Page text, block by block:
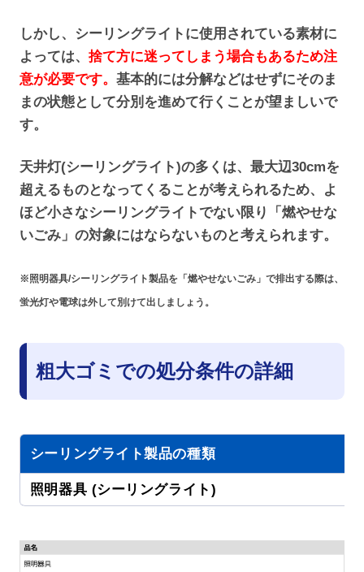
しかし、シーリングライトに使用されている素材に
よっては、 捨て方に迷ってしまう場合もあるため注
意が必要です。 基本的には分解などはせずにそのま
まの状態として分別を進めて行くことが望ましいで
す。
天井灯(シーリングライト)の多くは、最大辺30cmを
超えるものとなってくることが考えられるため、よ
ほど小さなシーリングライトでない限り「燃やせな
いごみ」の対象にはならないものと考えられます。
※照明器具/シーリングライト製品を「燃やせないごみ」で排出する際は、
蛍光灯や電球は外して別けて出しましょう。
粗大ゴミでの処分条件の詳細
シーリングライト製品の種類
照明器具 (シーリングライト)